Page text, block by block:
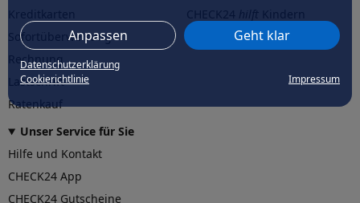
Anpassen Geht klar
Datenschutzerklärung
Cookierichtlinie
Impressum
Sofortüberweisung
Rechnung
Lastschrift
Ratenkauf
CHECK24hilftder Natur
Unser Service für Sie
Hilfe und Kontakt
CHECK24 App
CHECK24 Gutscheine